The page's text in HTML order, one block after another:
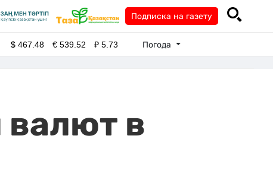
Подписка на газету
$467.48 €539.52 ₽5.73 Погода
валют в